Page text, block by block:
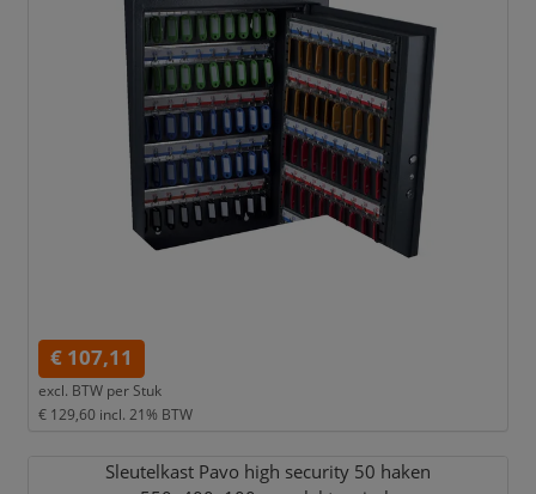
€ 107,11
excl. BTW per Stuk
€ 129,60 incl. 21% BTW
Sleutelkast Pavo high security 50 haken